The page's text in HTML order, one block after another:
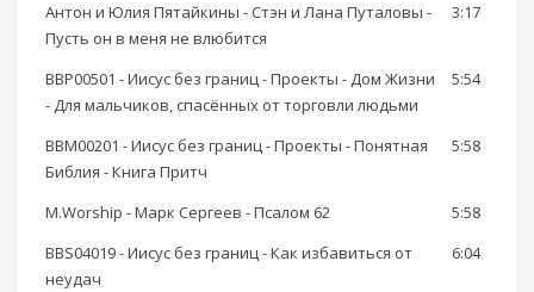
Антон и Юлия Пятайкины - Стэн и Лана Путаловы -
Пусть он в меня не влюбится
3:17
BBP00501 - Иисус без границ - Проекты - Дом Жизни
- Для мальчиков, спасённых от торговли людьми
5:54
BBM00201 - Иисус без границ - Проекты - Понятная
Библия - Книга Притч
5:58
M.Worship - Марк Сергеев - Псалом 62
5:58
BBS04019 - Иисус без границ - Как избавиться от
неудач
6:04